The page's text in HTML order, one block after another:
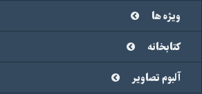
ویژه ها
کتابخانه
آلبوم تصاویر